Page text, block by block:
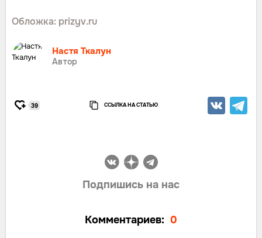
Обложка: prizyv.ru
Настя Ткалун
Автор
39 ССЫЛКА НА СТАТЬЮ
Подпишись на нас
Комментариев: 0